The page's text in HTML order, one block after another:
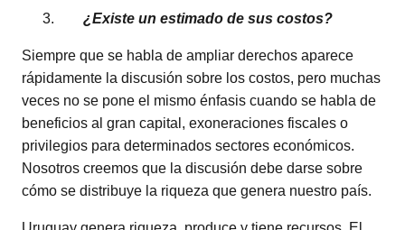
¿Existe un estimado de sus costos?
Siempre que se habla de ampliar derechos aparece
rápidamente la discusión sobre los costos, pero muchas
veces no se pone el mismo énfasis cuando se habla de
beneficios al gran capital, exoneraciones fiscales o
privilegios para determinados sectores económicos.
Nosotros creemos que la discusión debe darse sobre
cómo se distribuye la riqueza que genera nuestro país.